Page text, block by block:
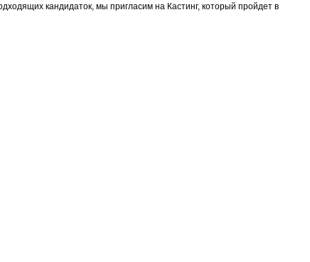
кандидаток, мы пригласим на Кастинг, который пройдет в